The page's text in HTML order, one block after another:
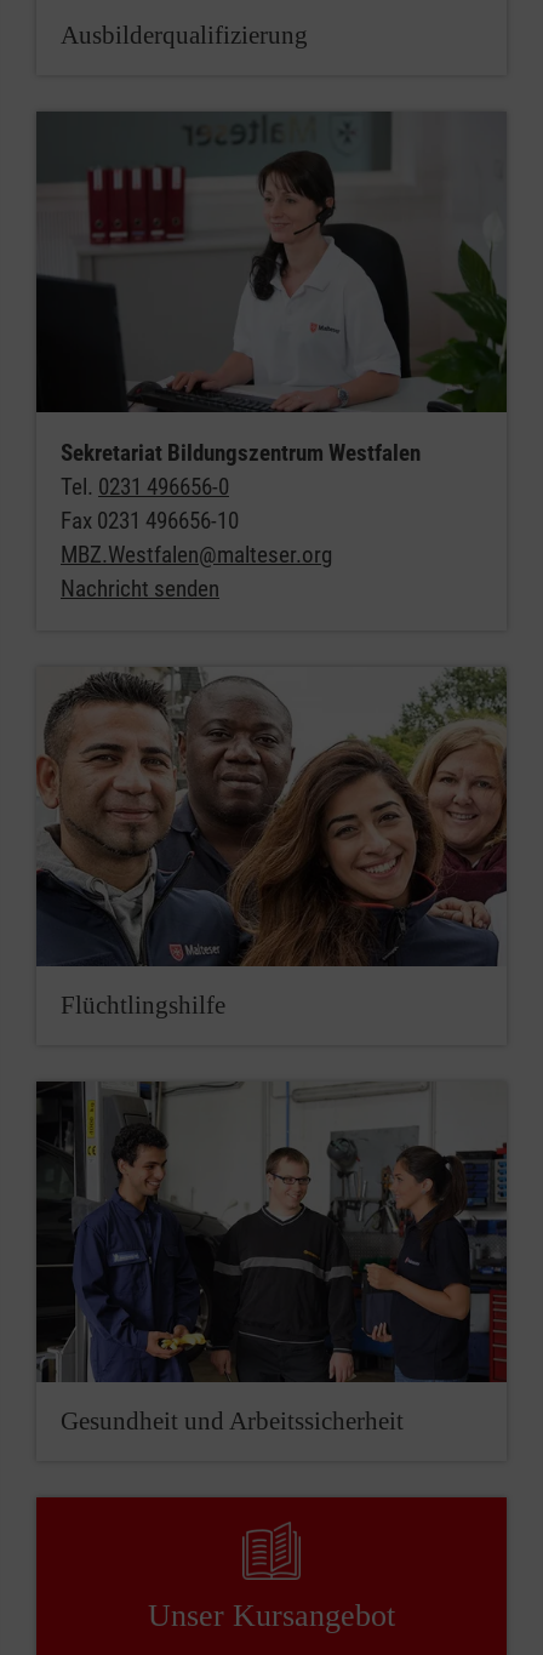
Ausbilderqualifizierung
Sekretariat Bildungszentrum Westfalen
Tel. 0231 496656-0
Fax 0231 496656-10
MBZ.Westfalen@malteser.org
Nachricht senden
Flüchtlingshilfe
Gesundheit und Arbeitssicherheit
Unser ­Kursangebot